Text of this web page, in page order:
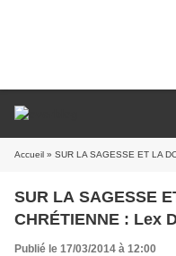
Accueil » SUR LA SAGESSE ET LA
SUR LA SAGESSE
CHRÉTIENNE : Lex
Publié le 17/03/2014 à 12:00